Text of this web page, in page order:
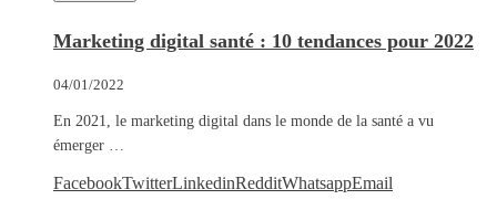
Marketing digital santé : 10 tendances pour 2022
04/01/2022
En 2021, le marketing digital dans le monde de la santé a vu
émerger …
FacebookTwitterLinkedinRedditWhatsappEmail